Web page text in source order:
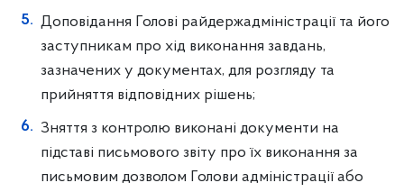
Доповідання Голові райдержадміністрації та його
заступникам про хід виконання завдань,
зазначених у документах, для розгляду та
прийняття відповідних рішень;
Зняття з контролю виконані документи на
підставі письмового звіту про їх виконання за
письмовим дозволом Голови адміністрації або